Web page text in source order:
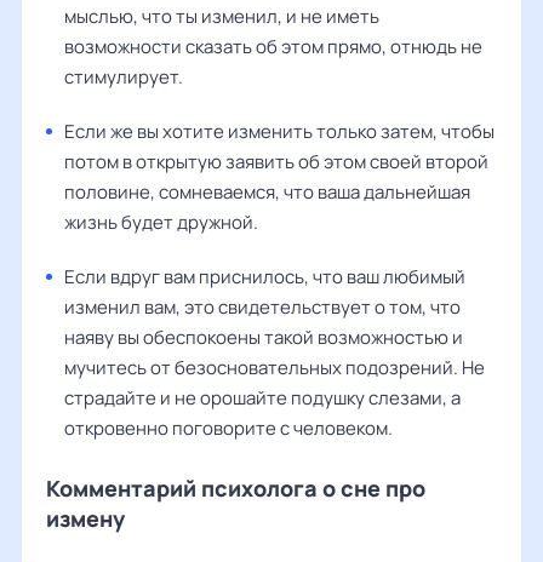
мыслью, что ты изменил, и не иметь
возможности сказать об этом прямо, отнюдь не
стимулирует.
Если же вы хотите изменить только затем, чтобы
потом в открытую заявить об этом своей второй
половине, сомневаемся, что ваша дальнейшая
жизнь будет дружной.
Если вдруг вам приснилось, что ваш любимый
изменил вам, это свидетельствует о том, что
наяву вы обеспокоены такой возможностью и
мучитесь от безосновательных подозрений. Не
страдайте и не орошайте подушку слезами, а
откровенно поговорите с человеком.
Комментарий психолога о сне про
измену